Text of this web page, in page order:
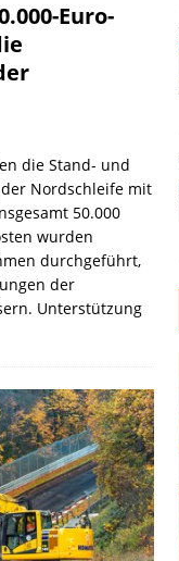
Euro-
die Stand- und
Nordschleife mit
50.000
wurden
durchgeführt,
der
Unterstützung